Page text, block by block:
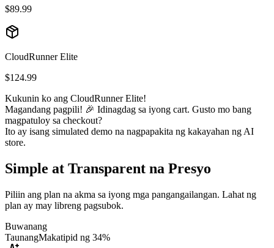
$89.99
CloudRunner Elite
$124.99
Kukunin ko ang CloudRunner Elite!
Magandang pagpili! 🎉 Idinagdag sa iyong cart. Gusto mo bang
magpatuloy sa checkout?
Ito ay isang simulated demo na nagpapakita ng kakayahan ng AI
store.
Simple at Transparent na Presyo
Piliin ang plan na akma sa iyong mga pangangailangan. Lahat ng
plan ay may libreng pagsubok.
Buwanang
TaunangMakatipid ng 34%